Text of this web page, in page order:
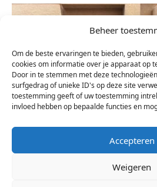
Beheer
Om de beste ervaringen te bieden,
cookies om informatie over je apparaat op
Door in te stemmen met deze
surfgedrag of unieke ID's op deze site
toestemming geeft of uw toestemming
invloed hebben op bepaalde functies en
Accepteren
Weigeren